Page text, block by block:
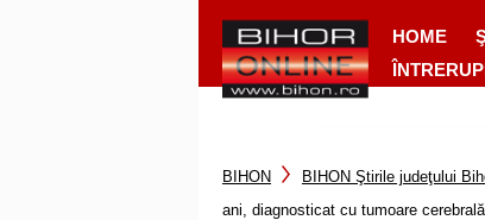
HOME
BIHON BIHON Ştirile judeţului
ani, diagnosticat cu tumoare cerebrală